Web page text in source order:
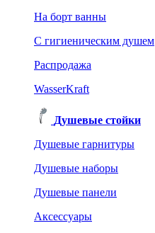
На борт ванны
C гигиеническим душем
Распродажа
WasserKraft
Душевые стойки
Душевые гарнитуры
Душевые наборы
Душевые панели
Аксессуары